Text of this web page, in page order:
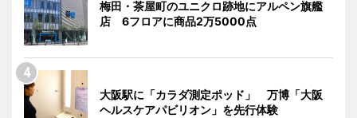
梅田・茶屋町のユニクロ跡地にアルペン旗艦
店 6フロアに商品2万5000点
大阪駅に「カラダ測定ポッド」 万博「大阪
ヘルスケアパビリオン」を先行体験